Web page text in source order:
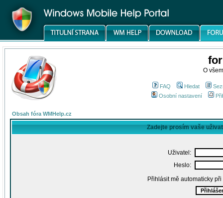
O
FAQ Hledat
Osobní nastavení
Obsah fóra WMHelp.cz
Zadejte prosím vaše
Uživatel:
Heslo:
Přihlásit mě automaticky